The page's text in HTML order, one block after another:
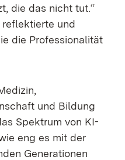
die das nicht tut.“
und
die Professionalität
und Bildung
Spektrum von KI-
eng es mit der
Generationen